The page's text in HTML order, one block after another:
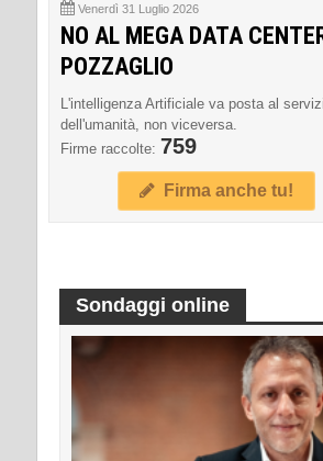
Venerdì 31 Luglio 2026
NO AL MEGA DATA
POZZAGLIO
L'intelligenza Artificiale va posta al
dell'umanità, non viceversa.
Firme raccolte: 759
Firma anche tu!
Sondaggi online